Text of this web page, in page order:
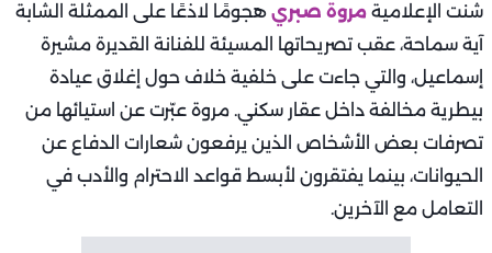
شنت الإعلامية مروة صبري هجومًا لاذعًا على الممثلة الشابة
آية سماحة، عقب تصريحاتها المسيئة للفنانة القديرة مشيرة
إسماعيل، والتي جاءت على خلفية خلاف حول إغلاق عيادة
بيطرية مخالفة داخل عقار سكني. مروة عبّرت عن استيائها من
تصرفات بعض الأشخاص الذين يرفعون شعارات الدفاع عن
الحيوانات، بينما يفتقرون لأبسط قواعد الاحترام والأدب في
التعامل مع الآخرين.